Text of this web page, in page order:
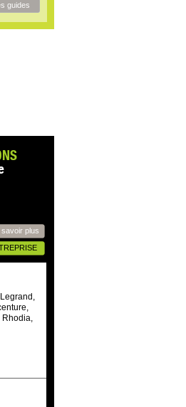
guides
savoir plus
Rhodia,